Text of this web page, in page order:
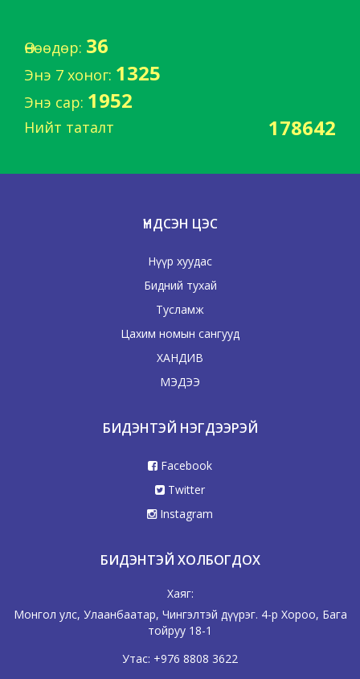
Өнөөдөр: 36
Энэ 7 хоног: 1325
Энэ сар: 1952
Нийт таталт 178642
ҮНДСЭН ЦЭС
Нүүр хуудас
Бидний тухай
Тусламж
Цахим номын сангууд
ХАНДИВ
МЭДЭЭ
БИДЭНТЭЙ НЭГДЭЭРЭЙ
Facebook
Twitter
Instagram
БИДЭНТЭЙ ХОЛБОГДОХ
Хаяг:
Монгол улс, Улаанбаатар, Чингэлтэй дүүрэг. 4-р Хороо, Бага
тойруу 18-1
Утас: +976 8808 3622